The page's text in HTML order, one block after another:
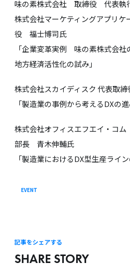
味の素株式会社 取締役 代表執
株式会社マーケティングアプリ
役 福士博司氏
「企業変革実例 味の素株式会
地方経済活性化の試み」
株式会社スカイディスク 代表取締
「製造業の事例から考えるDXの進
株式会社オフィスエフエイ・コ
部長 青木伸輔氏
「製造業におけるDX型生産ライ
EVENT
記事をシェアする
SHARE STORY